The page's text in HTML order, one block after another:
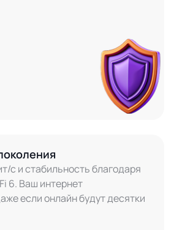
с и стабильность благодаря
6. Ваш интернет
если онлайн будут десятки